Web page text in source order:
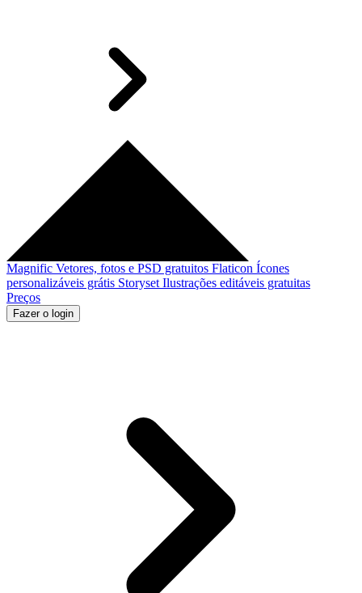
Magnific Vetores, fotos e PSD gratuitos Flaticon Ícones
personalizáveis grátis Storyset Ilustrações editáveis gratuitas
Preços
Fazer o login